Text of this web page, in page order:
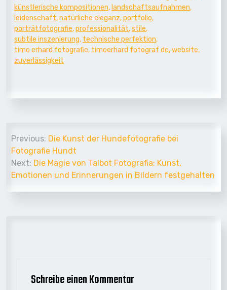
künstlerische kompositionen, landschaftsaufnahmen,
leidenschaft,natürliche eleganz,portfolio,
porträtfotografie,professionalität,stile,
subtile inszenierung, technische perfektion,
timo erhard fotografie, timoerhard fotograf de,website,
zuverlässigkeit
Beitrags-
Navigation
Previous: Die Kunst der Hundefotografie bei
Fotografie Hundt
Next: Die Magie von Talbot Fotografia: Kunst,
Emotionen und Erinnerungen in Bildern festgehalten
Schreibe einen Kommentar